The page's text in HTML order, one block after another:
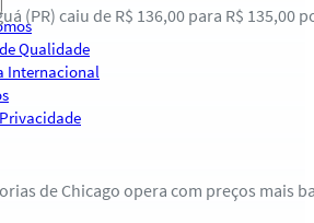
Qualidade
Internacional
(PR) caiu de R$ 136,00 para R$ 135,00
de Chicago opera com preços mais